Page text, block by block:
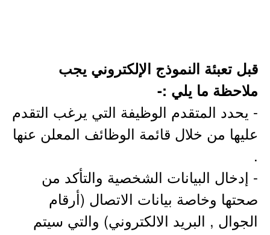
قبل تعبئة النموذج الإلكتروني يجب
ملاحظة ما يلي :-
- يحدد المتقدم الوظيفة التي يرغب التقدم
عليها من خلال قائمة الوظائف المعلن عنها
.
- إدخال البيانات الشخصية والتأكد من
صحتها وخاصة بيانات الاتصال (أرقام
الجوال , البريد الالكتروني) والتي سيتم